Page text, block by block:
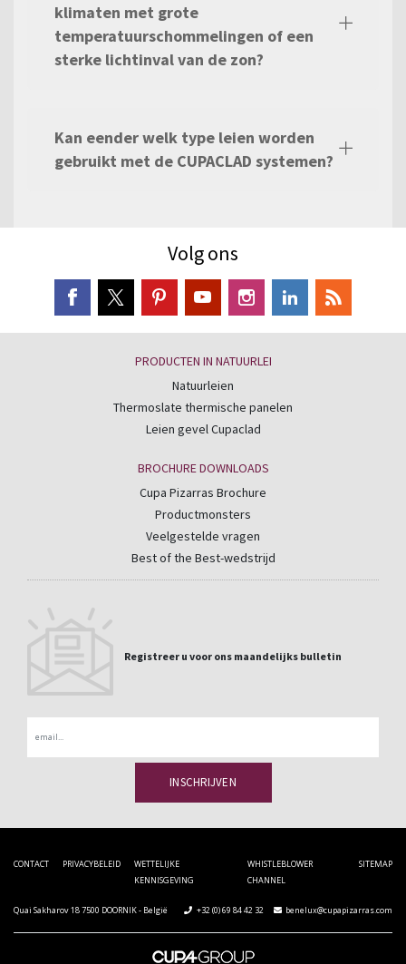
klimaten met grote
temperatuurschommelingen of een
sterke lichtinval van de zon?
Kan eender welk type leien worden
gebruikt met de CUPACLAD systemen?
Volg ons
PRODUCTEN IN NATUURLEI
Natuurleien
Thermoslate thermische panelen
Leien gevel Cupaclad
BROCHURE DOWNLOADS
Cupa Pizarras Brochure
Productmonsters
Veelgestelde vragen
Best of the Best-wedstrijd
Registreer u voor ons maandelijks bulletin
CONTACT PRIVACYBELEID
WETTELIJKE
KENNISGEVING
WHISTLEBLOWER
CHANNEL
SITEMAP
Quai Sakharov 18 7500 DOORNIK - België +32 (0) 69 84 42 32 benelux@cupapizarras.com